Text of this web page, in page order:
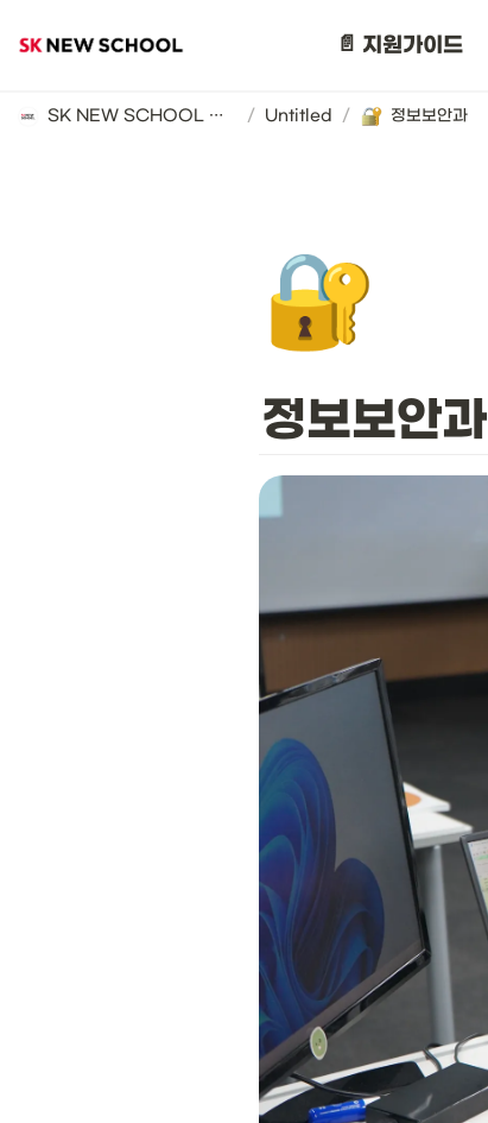
📄 지원가이드
SK NEW SCHOOL 지원 가이드 (2025년) / Untitled / 정보보안과
🔐
정보보안과